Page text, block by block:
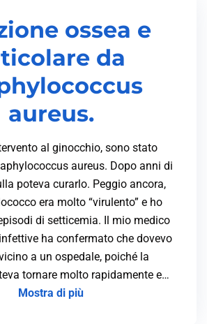
ossea e
da
aureus.
al ginocchio, sono stato
aureus. Dopo anni di
poteva curarlo. Peggio ancora,
era molto “virulento” e ho
di setticemia. Il mio medico
ha confermato che dovevo
a un ospedale, poiché la
tornare molto rapidamente e…
Mostra di più